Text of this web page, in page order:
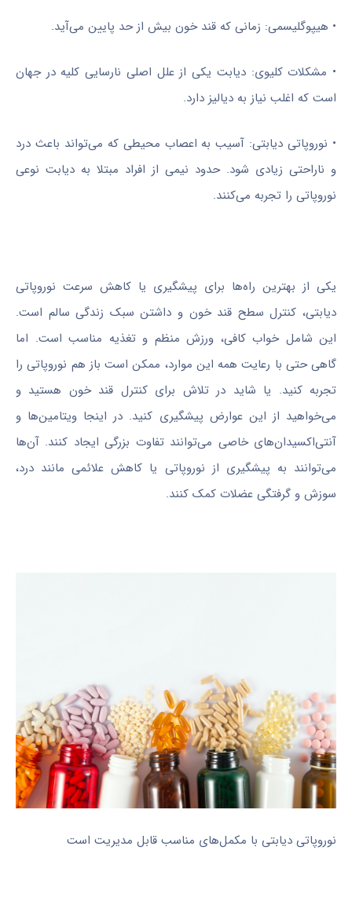
• هیپوگلیسمی: زمانی که قند خون بیش از حد پایین می‌آید.
• مشکلات کلیوی: دیابت یکی از علل اصلی نارسایی کلیه در جهان
است که اغلب نیاز به دیالیز دارد.
• نوروپاتی دیابتی: آسیب به اعصاب محیطی که می‌تواند باعث درد
و ناراحتی زیادی شود. حدود نیمی از افراد مبتلا به دیابت نوعی
نوروپاتی را تجربه می‌کنند.
یکی از بهترین راه‌ها برای پیشگیری یا کاهش سرعت نوروپاتی
دیابتی، کنترل سطح قند خون و داشتن سبک زندگی سالم است.
این شامل خواب کافی، ورزش منظم و تغذیه مناسب است. اما
گاهی حتی با رعایت همه این موارد، ممکن است باز هم نوروپاتی را
تجربه کنید. یا شاید در تلاش برای کنترل قند خون هستید و
می‌خواهید از این عوارض پیشگیری کنید. در اینجا ویتامین‌ها و
آنتی‌اکسیدان‌های خاصی می‌توانند تفاوت بزرگی ایجاد کنند. آن‌ها
می‌توانند به پیشگیری از نوروپاتی یا کاهش علائمی مانند درد،
سوزش و گرفتگی عضلات کمک کنند.
نوروپاتی دیابتی با مکمل‌های مناسب قابل مدیریت است